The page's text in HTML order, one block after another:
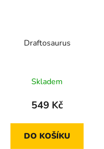
Draftosaurus
Skladem
549 Kč
DO KOŠÍKU